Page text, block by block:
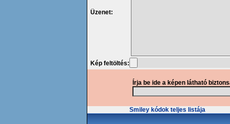
Üzenet:
Kép feltöltés:
Írja be ide a képen látható
Smiley kódok teljes listája